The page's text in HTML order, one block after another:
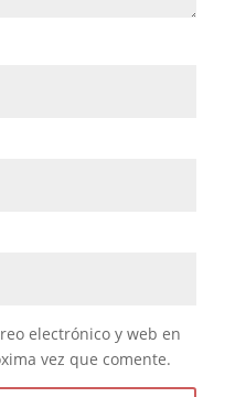
electrónico y web en
vez que comente.